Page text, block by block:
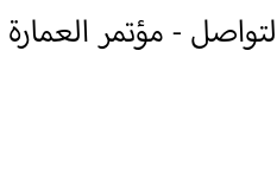
- مؤتمر العمارة